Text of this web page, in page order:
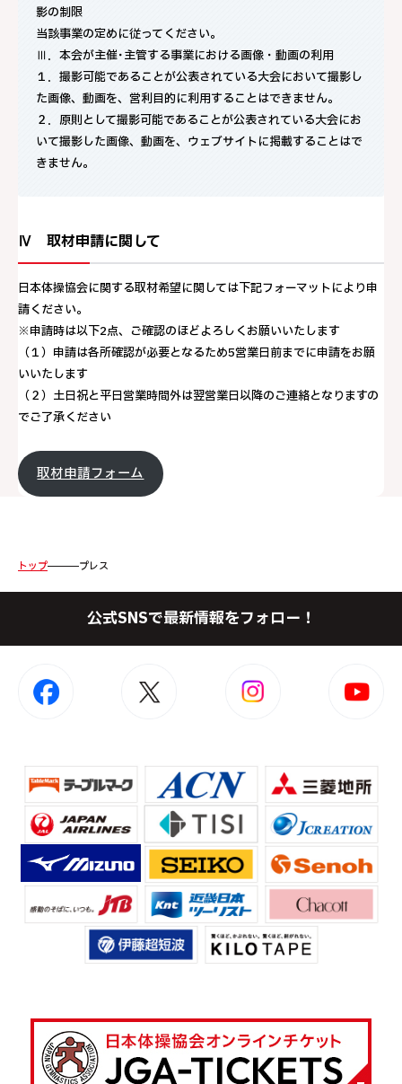
影の制限
当該事業の定めに従ってください。
Ⅲ．本会が主催･主管する事業における画像・動画の利用
１．撮影可能であることが公表されている大会において撮影し
た画像、動画を、営利目的に利用することはできません。
２．原則として撮影可能であることが公表されている大会にお
いて撮影した画像、動画を、ウェブサイトに掲載することはで
きません。
Ⅳ 取材申請に関して
日本体操協会に関する取材希望に関しては下記フォーマットにより申
請ください。
※申請時は以下2点、ご確認のほどよろしくお願いいたします
（１）申請は各所確認が必要となるため5営業日前までに申請をお願
いいたします
（２）土日祝と平日営業時間外は翌営業日以降のご連絡となりますの
でご了承ください
取材申請フォーム
トップ プレス
公式SNSで最新情報をフォロー！